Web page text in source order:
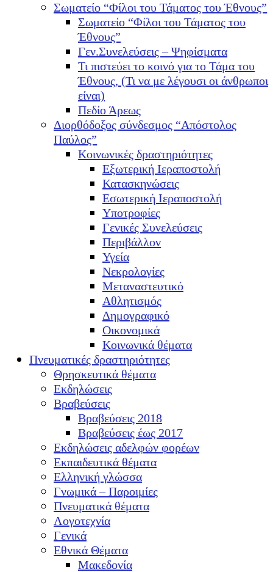
Σωματείο “Φίλοι του Τάματος του Έθνους”
Σωματείο “Φίλοι του Τάματος του
Έθνους”
Γεν.Συνελεύσεις – Ψηφίσματα
Τι πιστεύει το κοινό για το Τάμα του
Έθνους, (Τι να με λέγουσι οι άνθρωποι
είναι)
Πεδίο Άρεως
Διορθόδοξος σύνδεσμος “Απόστολος
Παύλος”
Κοινωνικές δραστηριότητες
Εξωτερική Ιεραποστολή
Κατασκηνώσεις
Εσωτερική Ιεραποστολή
Υποτροφίες
Γενικές Συνελεύσεις
Περιβάλλον
Υγεία
Νεκρολογίες
Μεταναστευτικό
Αθλητισμός
Δημογραφικό
Οικονομικά
Κοινωνικά θέματα
Πνευματικές δραστηριότητες
Θρησκευτικά θέματα
Εκδηλώσεις
Βραβεύσεις
Βραβεύσεις 2018
Βραβεύσεις έως 2017
Εκδηλώσεις αδελφών φορέων
Εκπαιδευτικά θέματα
Ελληνική γλώσσα
Γνωμικά – Παροιμίες
Πνευματικά θέματα
Λογοτεχνία
Γενικά
Εθνικά Θέματα
Μακεδονία